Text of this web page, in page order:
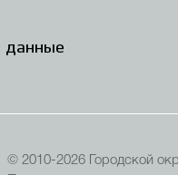
данные
© 2010-2026 Городской